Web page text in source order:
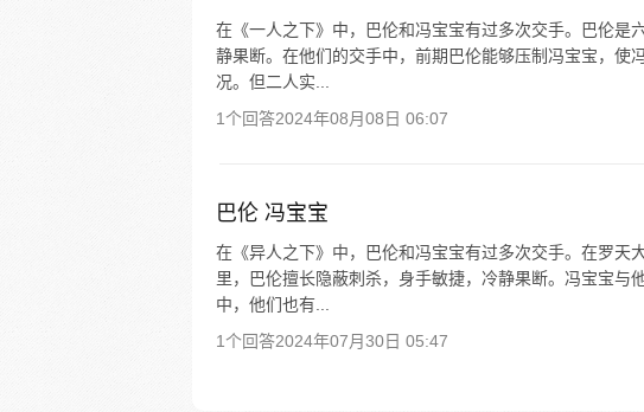
在《一人之下》中，巴伦和冯宝宝有过多次交手。巴伦是
静果断。在他们的交手中，前期巴伦能够压制冯宝宝，使
况。但二人实...
1个回答2024年08月08日 06:07
巴伦 冯宝宝
在《异人之下》中，巴伦和冯宝宝有过多次交手。在罗天
里，巴伦擅长隐蔽刺杀，身手敏捷，冷静果断。冯宝宝与
中，他们也有...
1个回答2024年07月30日 05:47